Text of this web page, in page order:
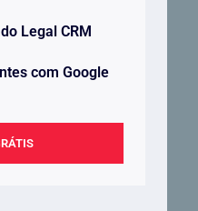
Legal CRM
com Google